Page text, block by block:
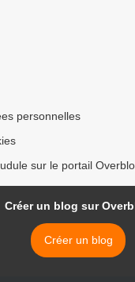
personnelles
sur le portail
Créer un blog sur
Créer un blog